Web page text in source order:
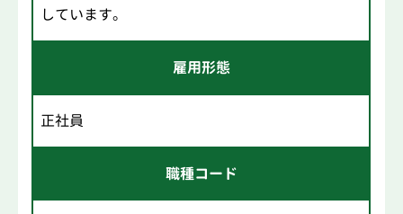
しています。
雇用形態
正社員
職種コード